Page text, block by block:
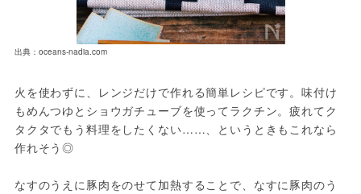
出典：oceans-nadia.com
火を使わずに、レンジだけで作れる簡単レシピです。味付け
もめんつゆとショウガチューブを使ってラクチン。疲れてク
タクタでもう料理をしたくない……、というときもこれなら
作れそう◎
なすのうえに豚肉をのせて加熱することで、なすに豚肉のう